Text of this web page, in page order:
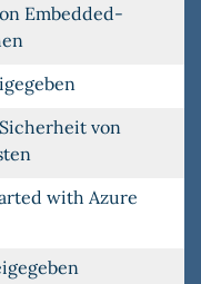
Embedded-
von
with Azure